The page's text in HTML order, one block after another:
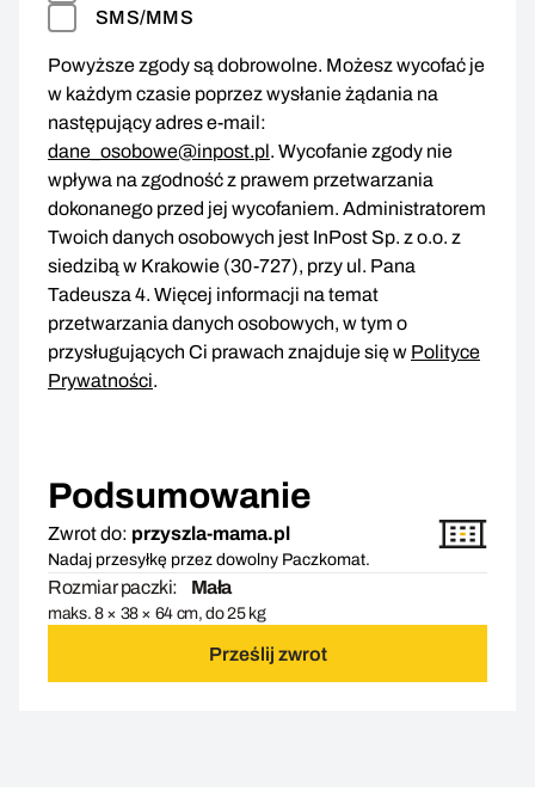
SMS/MMS
Powyższe zgody są dobrowolne. Możesz wycofać je
w każdym czasie poprzez wysłanie żądania na
następujący adres e-mail:
dane_osobowe@inpost.pl. Wycofanie zgody nie
wpływa na zgodność z prawem przetwarzania
dokonanego przed jej wycofaniem. Administratorem
Twoich danych osobowych jest InPost Sp. z o.o. z
siedzibą w Krakowie (30-727), przy ul. Pana
Tadeusza 4. Więcej informacji na temat
przetwarzania danych osobowych, w tym o
przysługujących Ci prawach znajduje się w Polityce
Prywatności.
Podsumowanie
Zwrot do: przyszla-mama.pl
Nadaj przesyłkę przez dowolny Paczkomat.
Rozmiar paczki: Mała
maks. 8 × 38 × 64 cm, do 25 kg
Prześlij zwrot